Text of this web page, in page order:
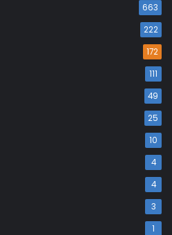
663
222
172
111
49
25
10
4
4
3
1